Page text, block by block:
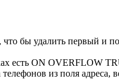
бы удалить первый и
есть ON OVERFLOW
из поля адреса,